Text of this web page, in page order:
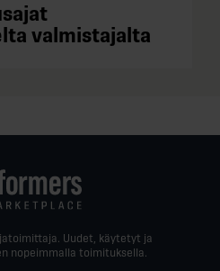
valmistajalta
Uudet, käytetyt ja
nopeimmalla toimituksella.